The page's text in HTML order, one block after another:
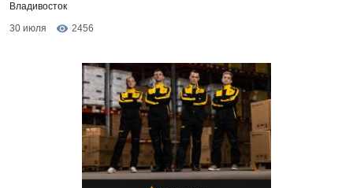
Владивосток
30 июля
2456